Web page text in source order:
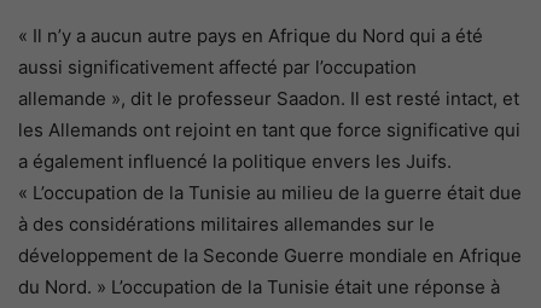
« Il n’y a aucun autre pays en Afrique du Nord qui a été
aussi significativement affecté par l’occupation
allemande », dit le professeur Saadon. Il est resté intact, et
les Allemands ont rejoint en tant que force significative qui
a également influencé la politique envers les Juifs.
« L’occupation de la Tunisie au milieu de la guerre était due
à des considérations militaires allemandes sur le
développement de la Seconde Guerre mondiale en Afrique
du Nord. » L’occupation de la Tunisie était une réponse à